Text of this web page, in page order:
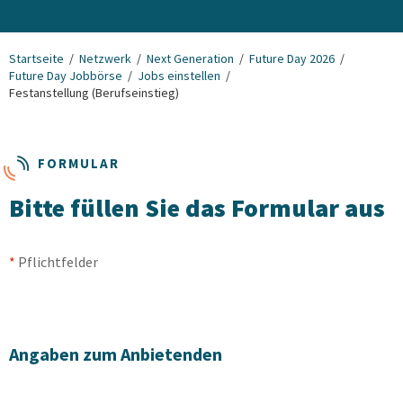
Startseite Netzwerk Next Generation
Future Day 2026
Future Day Jobbörse
Jobs einstellen
Festanstellung (Berufseinstieg)
FORMULAR
Bitte füllen Sie das Formular aus
* Pflichtfelder
Angaben zum Anbietenden